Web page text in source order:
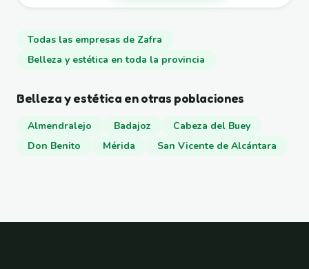
Todas las empresas de Zafra
Belleza y estética en toda la provincia
Belleza y estética en otras poblaciones
Almendralejo Badajoz
Cabeza del Buey
Don Benito
Mérida San Vicente de Alcántara